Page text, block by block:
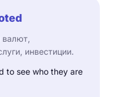
инвестиции.
to see who they are